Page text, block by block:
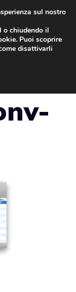
sul nostro
o chiudendo il
Puoi scoprire
disattivarli